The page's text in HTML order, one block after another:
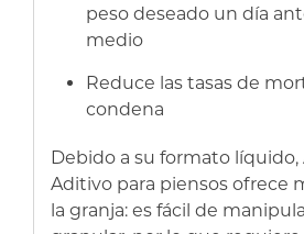
peso deseado un día
medio
Reduce las tasas de
condena
Debido a su formato líquido,
Aditivo para piensos ofrece
la granja: es fácil de